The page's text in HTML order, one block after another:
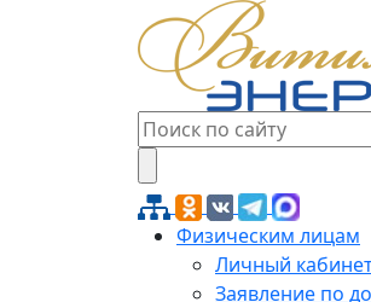
Физическим лицам
Личный
Заявление по